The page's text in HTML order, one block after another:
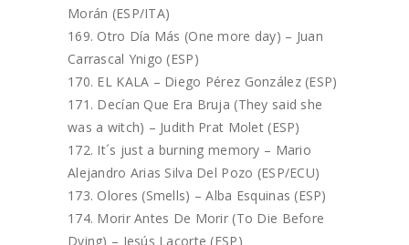
Morán (ESP/ITA)
Otro Día Más (One more day) – Juan
Carrascal Ynigo (ESP)
EL KALA – Diego Pérez González (ESP)
Decían Que Era Bruja (They said she
was a witch) – Judith Prat Molet (ESP)
It´s just a burning memory – Mario
Alejandro Arias Silva Del Pozo (ESP/ECU)
Olores (Smells) – Alba Esquinas (ESP)
Morir Antes De Morir (To Die Before
Dying) – Jesús Lacorte (ESP)